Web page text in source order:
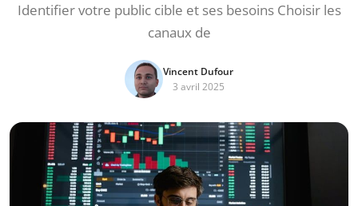
Identifier votre public cible et ses besoins Choisir les
canaux de
Vincent Dufour
3 avril 2025